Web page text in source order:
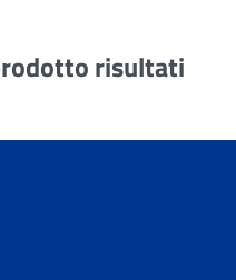
risultati